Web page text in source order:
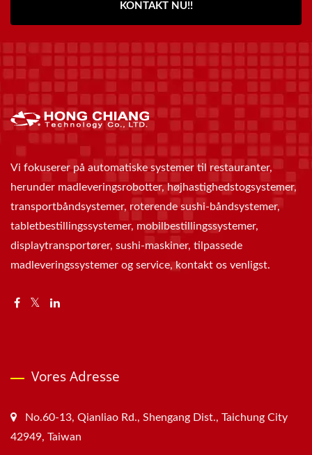
KONTAKT NU!!
Vi fokuserer på automatiske systemer til restauranter,
herunder madleveringsrobotter, højhastighedstogsystemer,
transportbåndsystemer, roterende sushi-båndsystemer,
tabletbestillingssystemer, mobilbestillingssystemer,
displaytransportører, sushi-maskiner, tilpassede
madleveringssystemer og service, kontakt os venligst.
Vores Adresse
No.60-13, Qianliao Rd., Shengang Dist., Taichung City
42949, Taiwan